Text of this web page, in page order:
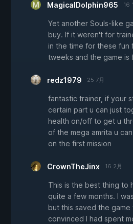
MagicalDolphin965 16
Yet another Souls-like
buy. If it weren't for
in the time for these fun
tweeks and the game is
redz1979 25 7月
fantastic trainer, if your
certain part u can just
health on/off to get u
of the mega amrita u
on the first mission
CrownTheJinx 16 2月
This is the best thing to
quite a few months. I
but this saved the game
convinced I had spent